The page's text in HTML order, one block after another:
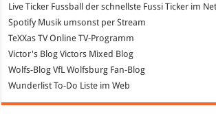
Live Ticker Fussball der schnellste Fussi Ticker im
SpotifyMusik umsonst per Stream
TeXXas TVOnline TV-Programm
Victor's Blog Victors Mixed Blog
Wolfs-Blog VfL Wolfsburg Fan-Blog
Wunderlist To-Do Liste im Web